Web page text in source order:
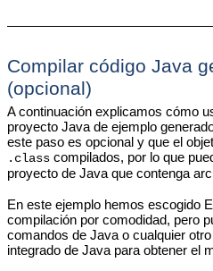
Compilar código Java
(opcional)
A continuación explicamos cómo
proyecto Java de ejemplo
este paso es opcional y que el
.classcompilados, por lo que
proyecto de Java que contenga
En este ejemplo hemos escogido
compilación por comodidad, pero
comandos de Java o cualquier
integrado de Java para obtener el